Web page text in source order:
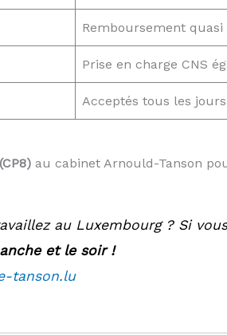
Remboursement quasi
Prise en charge CNS
Acceptés tous les jours
au cabinet Arnould-Tanson
au Luxembourg ? Si
et le soir !
tanson.lu